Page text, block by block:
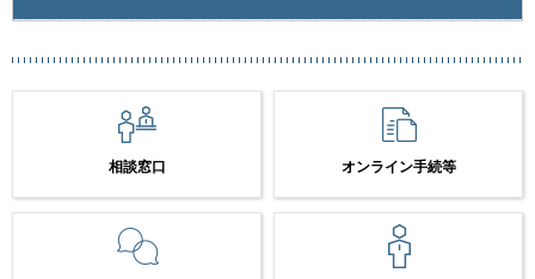
相談窓口 オンライン手続等